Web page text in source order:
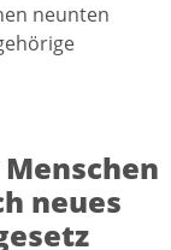
neunten
neues